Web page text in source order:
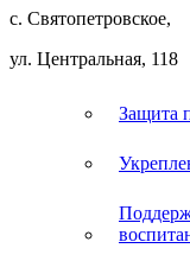
с. Святопетровское,
ул. Центральная, 118
Защита